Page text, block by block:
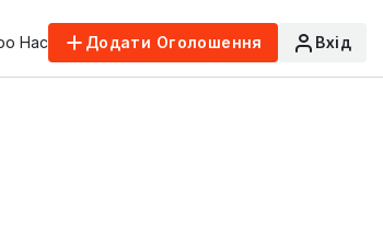
Нас Додати Оголошення Вхід